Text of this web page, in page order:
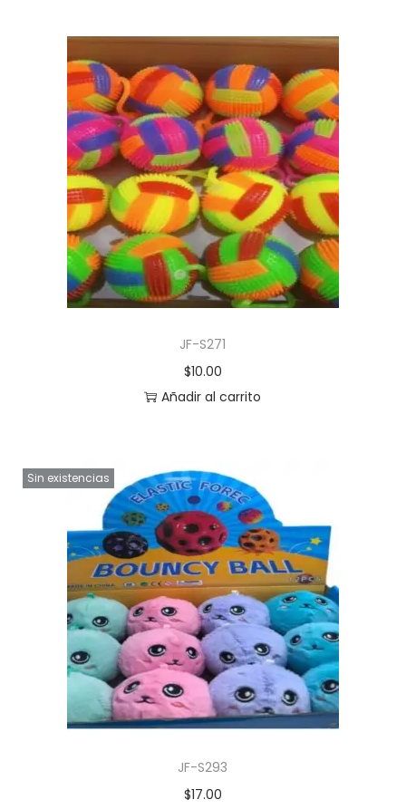
JF-S271
$10.00
Añadir al carrito
Sin existencias
JF-S293
$17.00